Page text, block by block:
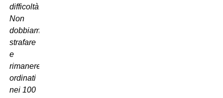
difficoltà.
Non
dobbiamo
strafare
e
rimanere
ordinati
nei 100